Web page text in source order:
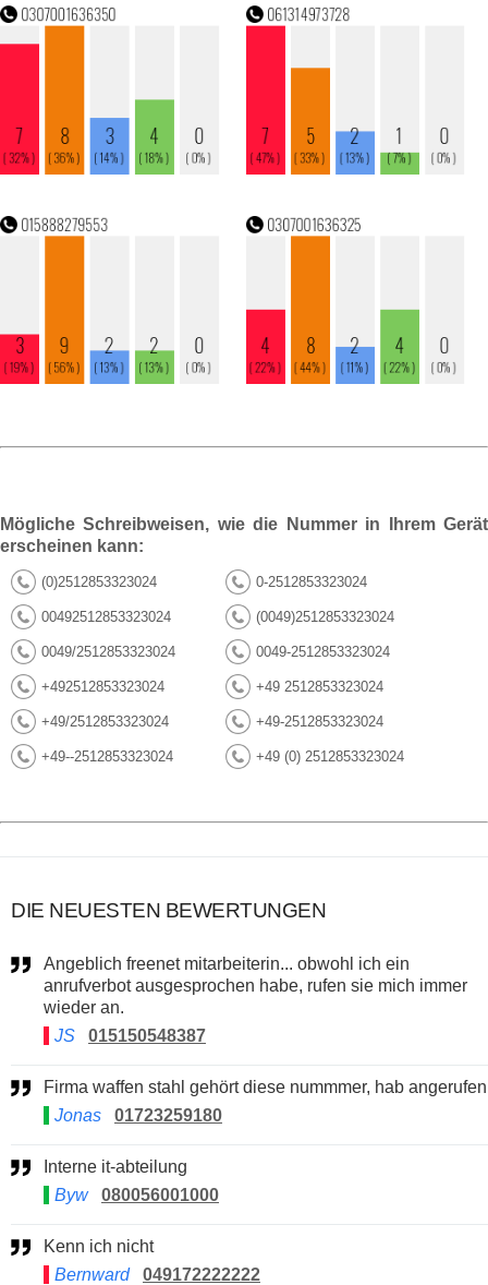
Mögliche Schreibweisen, wie die Nummer in Ihrem Gerät
erscheinen kann:
(0)2512853323024 0-2512853323024
00492512853323024 (0049)2512853323024
0049/2512853323024 0049-2512853323024
+492512853323024 +49 2512853323024
+49/2512853323024 +49-2512853323024
+49--2512853323024 +49 (0) 2512853323024
DIE NEUESTEN BEWERTUNGEN
Angeblich freenet mitarbeiterin... obwohl ich ein
anrufverbot ausgesprochen habe, rufen sie mich immer
wieder an.
JS
015150548387
Firma waffen stahl gehört diese nummmer, hab angerufen
Jonas
01723259180
Interne it-abteilung
Byw
080056001000
Kenn ich nicht
Bernward
049172222222